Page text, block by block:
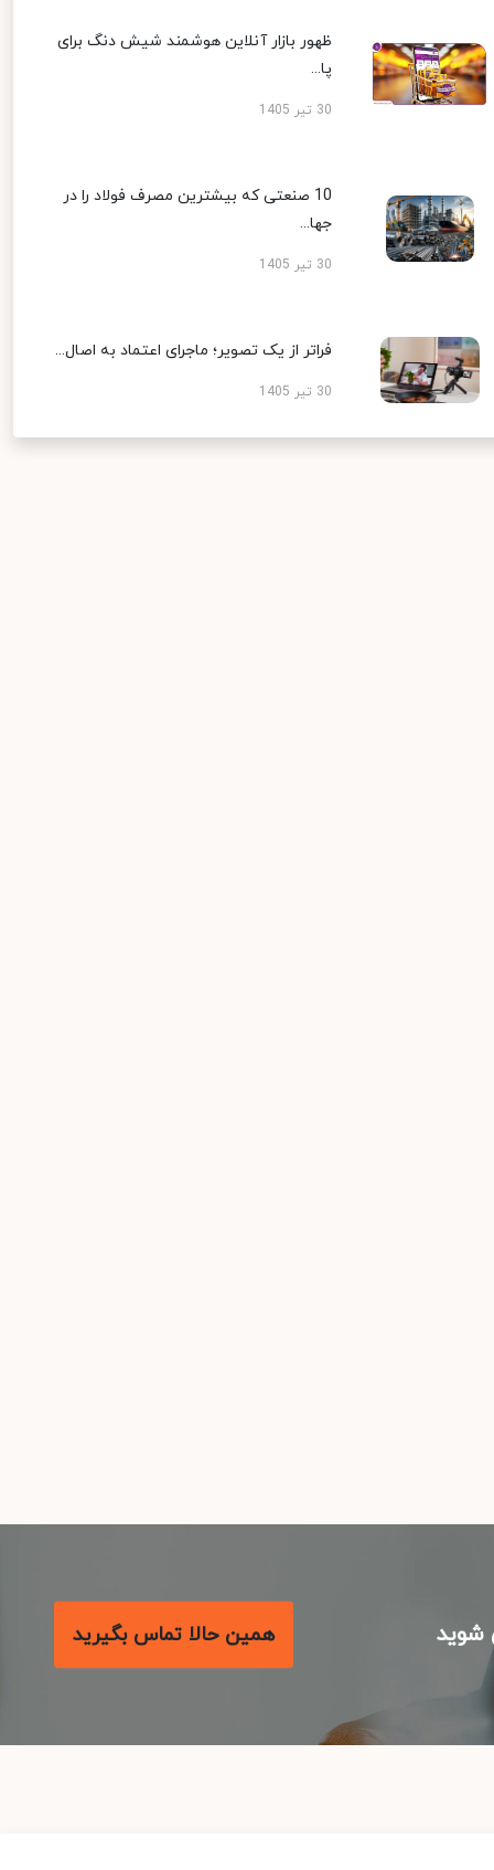
ظهور بازار آنلاین هوشمند شیش دنگ برای
پا...
30 تیر 1405
10 صنعتی که بیشترین مصرف فولاد را در
جها...
30 تیر 1405
فراتر از یک تصویر؛ ماجرای اعتماد به اصال...
30 تیر 1405
همین حالا تماس بگیرید